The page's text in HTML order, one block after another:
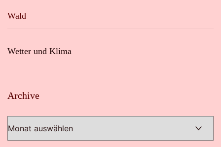
Wald
Wetter und Klima
Archive